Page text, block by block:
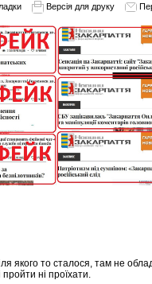
Версія для друку
якого то сталося, там не
ні проїхати.